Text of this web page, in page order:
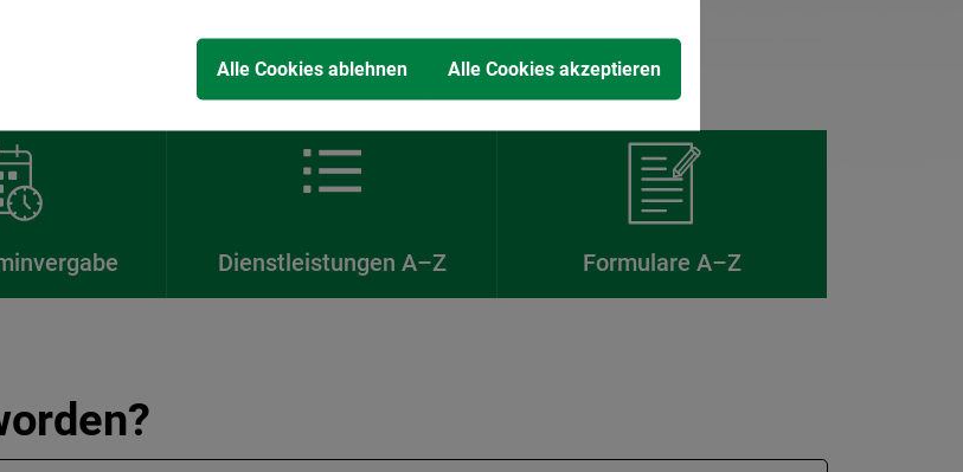
Dienstleistungen A–Z Formulare A–Z
Alle Cookies ablehnen Alle Cookies akzeptieren